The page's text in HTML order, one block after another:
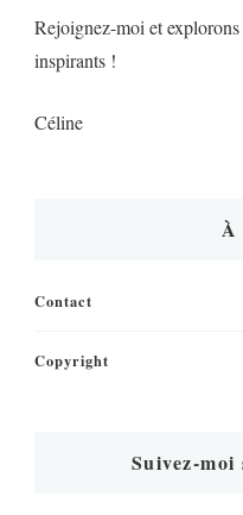
Rejoignez-moi et
inspirants !
Céline
À
Contact
Copyright
Suivez-